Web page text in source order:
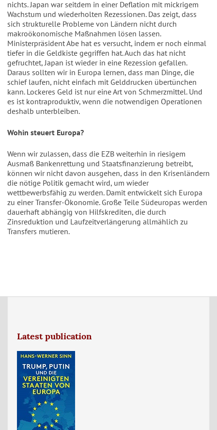
nichts. Japan war seitdem in einer Deflation mit mickrigem
Wachstum und wiederholten Rezessionen. Das zeigt, dass
sich strukturelle Probleme von Ländern nicht durch
makroökonomische Maßnahmen lösen lassen.
Ministerpräsident Abe hat es versucht, indem er noch einmal
tiefer in die Geldkiste gegriffen hat. Auch das hat nicht
gefruchtet, Japan ist wieder in eine Rezession gefallen.
Daraus sollten wir in Europa lernen, dass man Dinge, die
schief laufen, nicht einfach mit Gelddrucken übertünchen
kann. Lockeres Geld ist nur eine Art von Schmerzmittel. Und
es ist kontraproduktiv, wenn die notwendigen Operationen
deshalb unterbleiben.
Wohin steuert Europa?
Wenn wir zulassen, dass die EZB weiterhin in riesigem
Ausmaß Bankenrettung und Staatsfinanzierung betreibt,
können wir nicht davon ausgehen, dass in den Krisenländern
die nötige Politik gemacht wird, um wieder
wettbewerbsfähig zu werden. Damit entwickelt sich Europa
zu einer Transfer-Ökonomie. Große Teile Südeuropas werden
dauerhaft abhängig von Hilfskrediten, die durch
Zinsreduktion und Laufzeitverlängerung allmählich zu
Transfers mutieren.
Latest publication